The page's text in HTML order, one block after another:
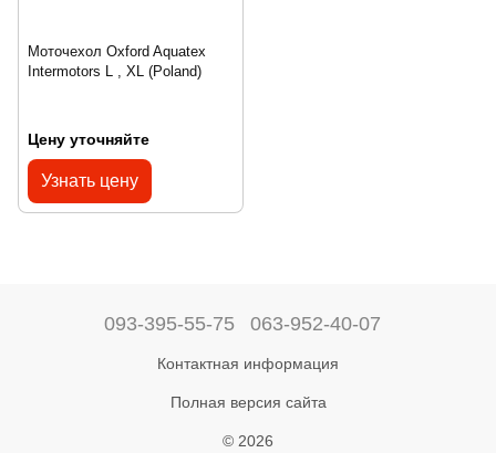
Моточехол Oxford Aquatex
Intermotors L , XL (Poland)
Цену уточняйте
Узнать цену
093-395-55-75 063-952-40-07
Контактная информация
Полная версия сайта
© 2026